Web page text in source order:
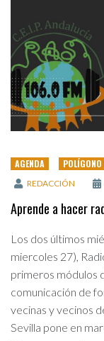
AGENDA
REDACCIÓN
Aprende a hacer
Los dos últimos
miercoles 27),
primeros módulos
comunicación de
vecinas y vecinos
Sevilla pone en